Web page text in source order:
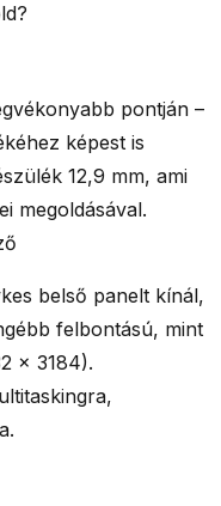
pontján –
képest is
12,9 mm, ami
megoldásával.
belső panelt kínál,
felbontású, mint
× 3184).